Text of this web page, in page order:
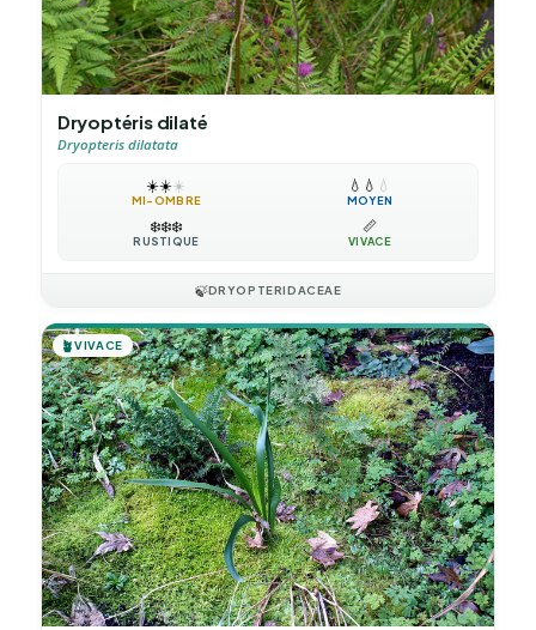
Dryoptéris dilaté
Dryopteris dilatata
☀️☀️☀️
MI-OMBRE
💧 💧 💧
MOYEN
❄️❄️❄️
RUSTIQUE
📏
VIVACE
🍃DRYOPTERIDACEAE
🪴VIVACE